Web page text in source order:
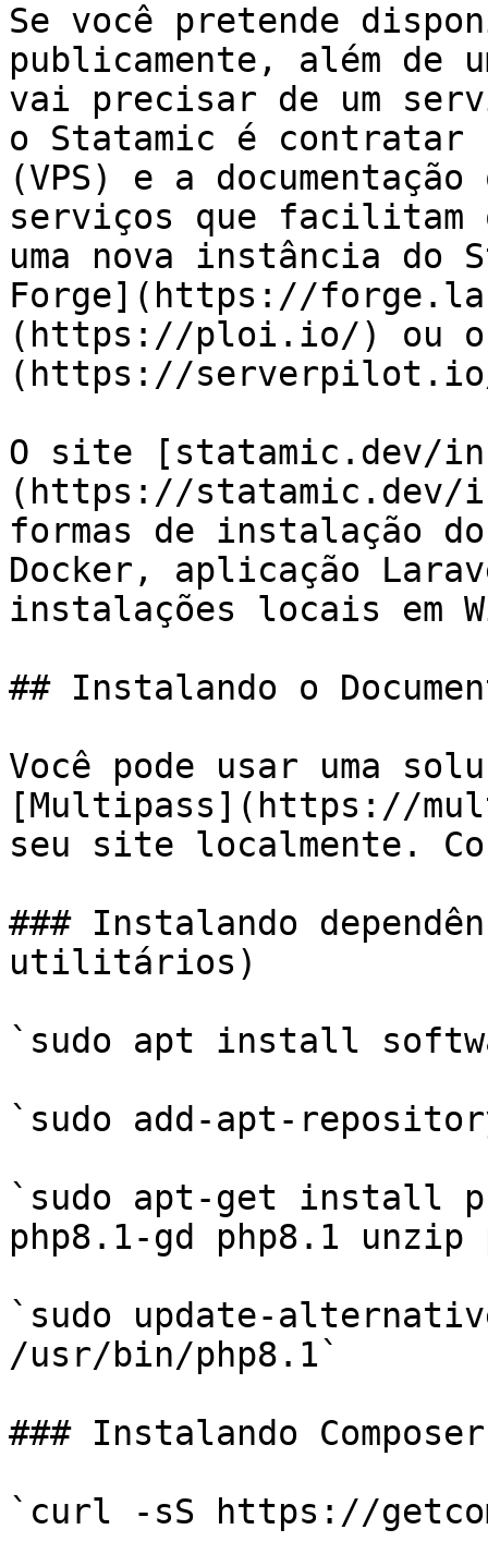
Se você pretende
publicamente, além de
vai precisar de um
o Statamic é
(VPS) e a
serviços que facilitam
uma nova instância do
Forge](https://
(https://ploi.io/) ou
(https://
O site [statamic.dev/
(https://
formas de instalação
Docker, aplicação
instalações locais em
## Instalando o
Você pode usar uma
[Multipass](https://
seu site localmente.
### Instalando
utilitários)
`sudo apt install
`sudo add-apt-
`sudo apt-get install
php8.1-gd php8.1
`sudo update-
/usr/bin/php8.1`
### Instalando Composer
`curl -sS https://